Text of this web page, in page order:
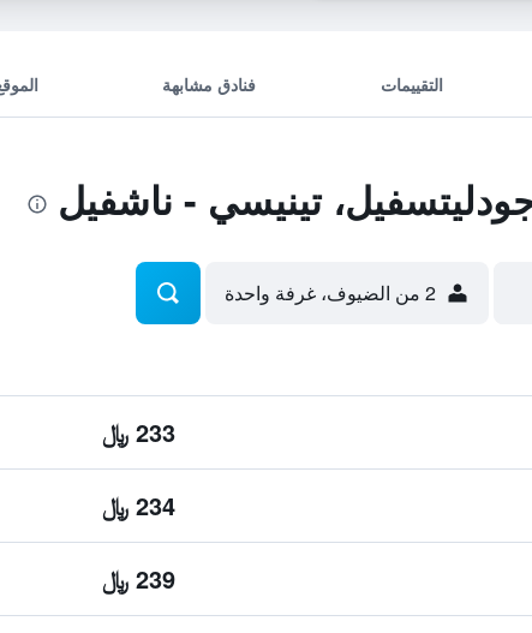
التقييمات فنادق مشابهة
2 من الضيوف، غرفة واحدة
233 ﷼
234 ﷼
239 ﷼